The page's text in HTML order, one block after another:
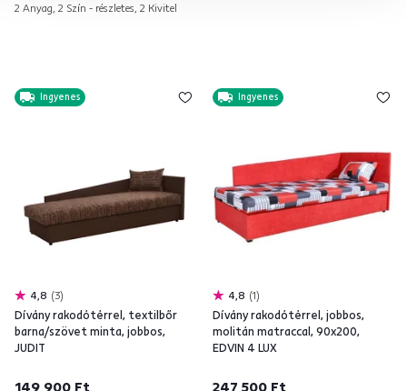
2 Anyag, 2 Szín - részletes, 2 Kivitel
Ingyenes
4,8 3
Dívány rakodótérrel, textilbőr
barna/szövet minta, jobbos,
JUDIT
149 900 Ft
Ingyenes
4,8 1
Dívány rakodótérrel, jobbos,
molitán matraccal, 90x200,
EDVIN 4 LUX
247 500 Ft